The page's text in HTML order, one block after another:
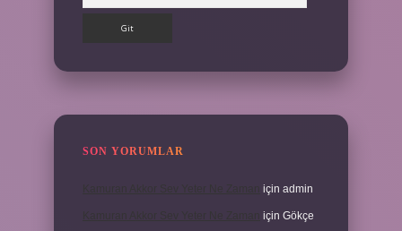
SON YORUMLAR
için admin
için Gökçe